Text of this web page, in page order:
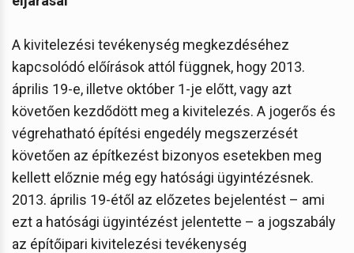
A kivitelezési tevékenység megkezdéséhez
kapcsolódó előírások attól függnek, hogy 2013.
április 19-e, illetve október 1-je előtt, vagy azt
követően kezdődött meg a kivitelezés. A jogerős és
végrehatható építési engedély megszerzését
követően az építkezést bizonyos esetekben meg
kellett előznie még egy hatósági ügyintézésnek.
2013. április 19-étől az előzetes bejelentést – ami
ezt a hatósági ügyintézést jelentette – a jogszabály
az építőipari kivitelezési tevékenység